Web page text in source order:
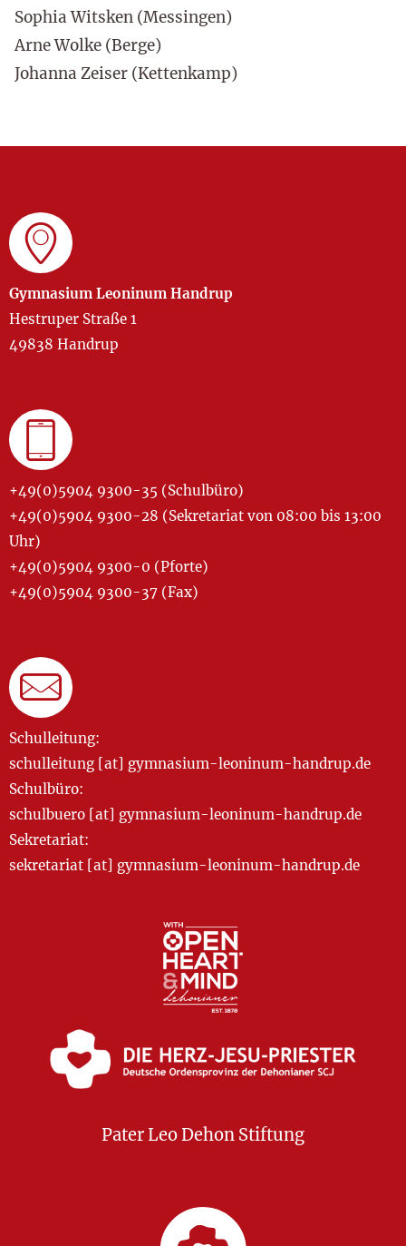
Sophia Witsken (Messingen)
Arne Wolke (Berge)
Johanna Zeiser (Kettenkamp)
Gymnasium Leoninum Handrup
Hestruper Straße 1
49838 Handrup
+49(0)5904 9300-35 (Schulbüro)
+49(0)5904 9300-28 (Sekretariat von 08:00 bis 13:00
Uhr)
+49(0)5904 9300-0 (Pforte)
+49(0)5904 9300-37 (Fax)
Schulleitung:
schulleitung [at] gymnasium-leoninum-handrup.de
Schulbüro:
schulbuero [at] gymnasium-leoninum-handrup.de
Sekretariat:
sekretariat [at] gymnasium-leoninum-handrup.de
Pater Leo Dehon Stiftung